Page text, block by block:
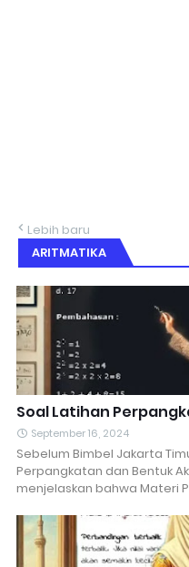
Lebih baru
ARITMATIKA
Soal Latihan
September 16, 2024
Sebelum Bimbel Jakarta
Perpangkatan dan Bentuk
menjelaskan bahwa Materi